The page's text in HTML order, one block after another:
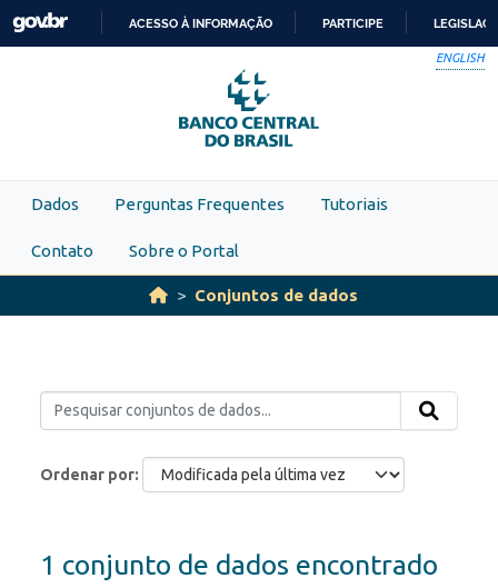
Skip to main content
PARA
O
CONTEÚDO
ACESSO À INFORMAÇÃO PARTICIPE
ENGLISH
Dados Perguntas Frequentes Tutoriais
Contato Sobre o Portal
Conjuntos de dados
Ordenar por
1 conjunto de dados encontrado